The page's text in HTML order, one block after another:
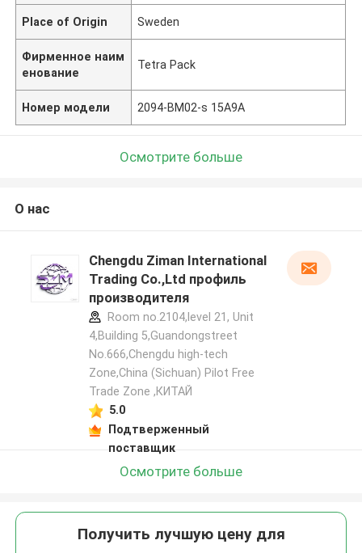
Place of Origin Sweden
Фирменное наим
енование
Tetra Pack
Номер модели 2094-BM02-s 15A9A
Осмотрите больше
О нас
Chengdu Ziman International
Trading Co.,Ltd профиль
производителя
Room no.2104,level 21, Unit
4,Building 5,Guandongstreet
No.666,Chengdu high-tech
Zone,China (Sichuan) Pilot Free
Trade Zone ,КИТАЙ
5.0
Подтверженный
поставщик
Осмотрите больше
Получить лучшую цену для